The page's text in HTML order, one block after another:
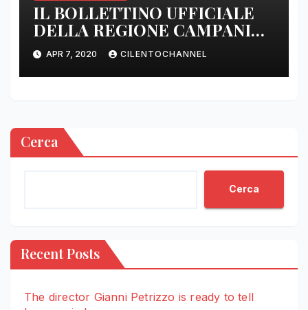
IL BOLLETTINO UFFICIALE
DELLA REGIONE CAMPANIA
DELLE ORE 22.00
APR 7, 2020 CILENTOCHANNEL
Cerca
Cerca
Recent Posts
The director Gianni Petrizzo is ready to tell